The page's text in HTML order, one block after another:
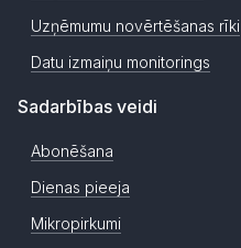
Uzņēmumu novērtēšanas rīki
Datu izmaiņu monitorings
Sadarbības veidi
Abonēšana
Dienas pieeja
Mikropirkumi